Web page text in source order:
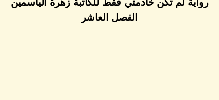
رواية لم تكن خادمتي فقط للكاتبة زهرة الياسمين
الفصل العاشر